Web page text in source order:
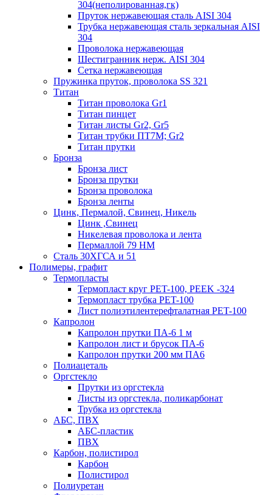
304(неполированная,гк)
Пруток нержавеющая сталь AISI 304
Трубка нержавеющая сталь зеркальная AISI
304
Проволока нержавеющая
Шестигранник нерж. AISI 304
Сетка нержавеющая
Пружинка пруток, проволока SS 321
Титан
Титан проволока Gr1
Титан пинцет
Титан листы Gr2, Gr5
Титан трубки ПТ7М; Gr2
Титан прутки
Бронза
Бронза лист
Бронза прутки
Бронза проволока
Бронза ленты
Цинк, Пермалой, Свинец, Никель
Цинк ,Свинец
Никелевая проволока и лента
Пермаллой 79 НМ
Сталь 30ХГСА и 51
Полимеры, графит
Термопласты
Термопласт круг PET-100, PEEK -324
Термопласт трубка PET-100
Лист полиэтилентерефталатная PET-100
Капролон
Капролон прутки ПА-6 1 м
Капролон лист и брусок ПА-6
Капролон прутки 200 мм ПА6
Полиацеталь
Оргстекло
Прутки из оргстекла
Листы из оргстекла, поликарбонат
Трубка из оргстекла
АБС, ПВХ
АБС-пластик
ПВХ
Карбон, полистирол
Карбон
Полистирол
Полиуретан